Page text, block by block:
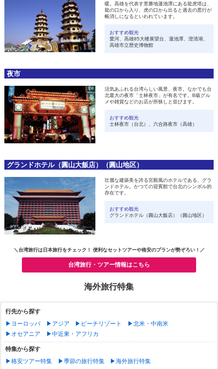
暖。高雄を代表す景勝地蓮池潭にある龍虎塔は、
龍の口から入り、虎の口から出ると過去の悪行が
帳消しになるといわれています。
おすすめ観光
愛河、高雄85大楼展望台、蓮池潭、澄清湖、
高雄市立歴史博物館
夜市
活気あふれる台湾らしい風景、夜市。なかでも台
北最大の夜市「士林夜市」が有名です。B級グル
メや雑貨などのお店が所狭しと並びます。
おすすめ観光
士林夜市（台北）、六合路夜市（高雄）
グランドホテル（圓山大飯店）（圓山地区）
壮麗な建築美を誇る宮殿風のホテルである、グラ
ンドホテル。かつての迎賓館で台北のシンボル的
存在です。
おすすめ観光
グランドホテル（圓山大飯店）（圓山地区）
＼台湾旅行は日本旅行をチェック！ 便利なセットツアーや格安のプランが勢ぞろい！／
台湾旅行・ツアー情報はこちら
海外旅行特集
行先から探す
▶ヨーロッパ
▶アジア ▶ビーチリゾート
▶北米・中南米
▶オセアニア
▶中近東・アフリカ
特集から探す
▶格安ツアー特集
▶季節の旅行特集 ▶海外旅行特集